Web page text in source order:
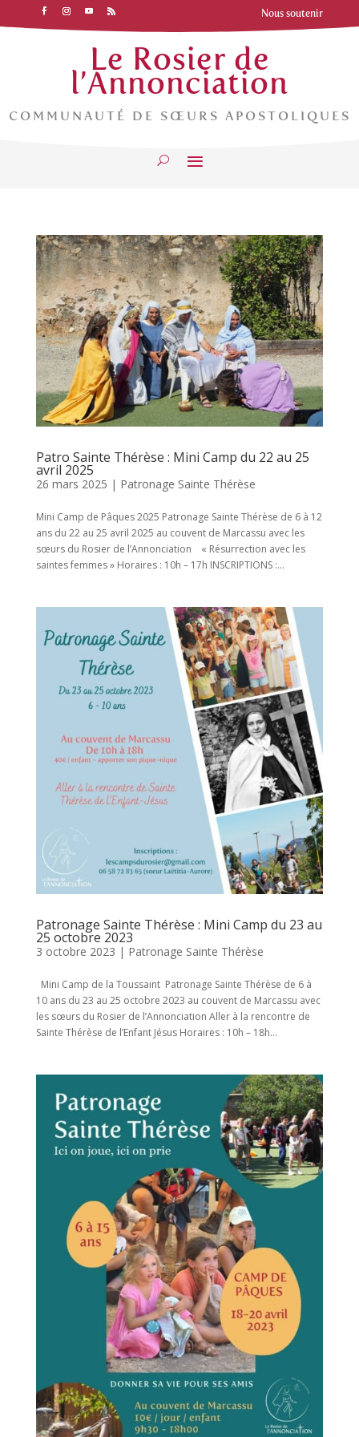
Nous soutenir
Le Rosier de
l’Annonciation
COMMUNAUTÉ DE SŒURS APOSTOLIQUES
Patro Sainte Thérèse : Mini Camp du 22 au 25
avril 2025
26 mars 2025 | Patronage Sainte Thérèse
Mini Camp de Pâques 2025 Patronage Sainte Thérèse de 6 à 12
ans du 22 au 25 avril 2025 au couvent de Marcassu avec les
sœurs du Rosier de l’Annonciation « Résurrection avec les
saintes femmes » Horaires : 10h – 17h INSCRIPTIONS :...
Patronage Sainte Thérèse : Mini Camp du 23 au
25 octobre 2023
3 octobre 2023 | Patronage Sainte Thérèse
Mini Camp de la Toussaint Patronage Sainte Thérèse de 6 à
10 ans du 23 au 25 octobre 2023 au couvent de Marcassu avec
les sœurs du Rosier de l’Annonciation Aller à la rencontre de
Sainte Thérèse de l’Enfant Jésus Horaires : 10h – 18h...